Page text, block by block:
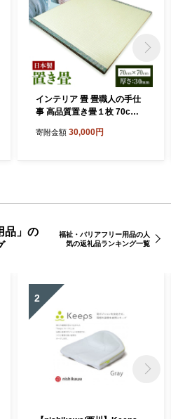
インテリア 畳 畳職人の手仕
事 高品質置き畳１枚 70cm×
出荷予定(土日祝除く)》栃木
寄附金額 30,000円
品」の
福祉・バリアフリー用品の人
気の返礼品ランキング一覧
2